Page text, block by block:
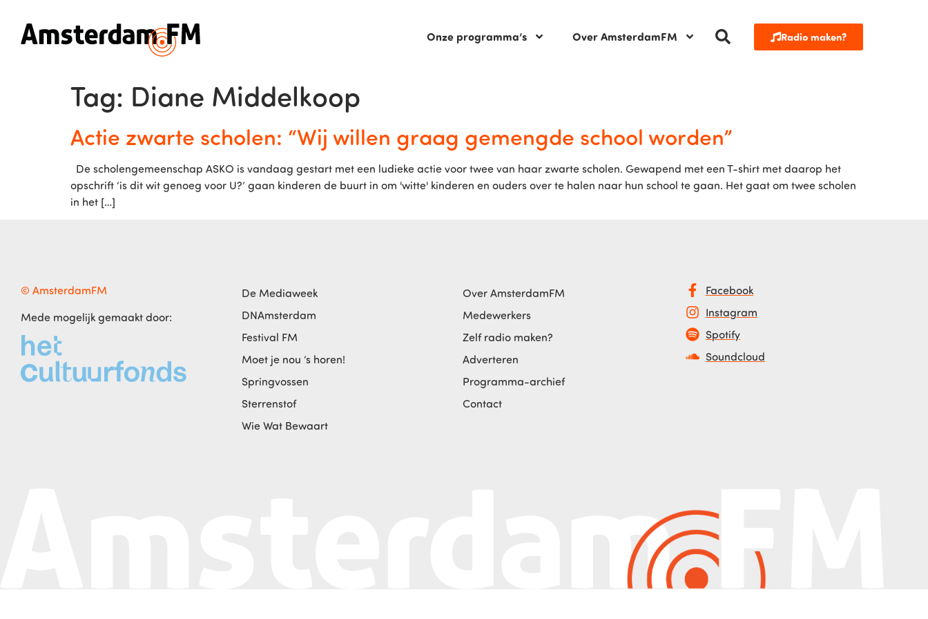
Onze programma’s Over AmsterdamFM Radio maken?
Tag: Diane Middelkoop
Actie zwarte scholen: “Wij willen graag gemengde school worden”
De scholengemeenschap ASKO is vandaag gestart met een ludieke actie voor twee van haar zwarte scholen. Gewapend met een T-shirt met daarop het
opschrift ‘is dit wit genoeg voor U?’ gaan kinderen de buurt in om 'witte' kinderen en ouders over te halen naar hun school te gaan. Het gaat om twee scholen
in het […]
© AmsterdamFM
Mede mogelijk gemaakt door:
De Mediaweek
DNAmsterdam
Festival FM
Moet je nou ‘s horen!
Springvossen
Sterrenstof
Wie Wat Bewaart
Over AmsterdamFM
Medewerkers
Zelf radio maken?
Adverteren
Programma-archief
Contact
Facebook
Instagram
Spotify
Soundcloud